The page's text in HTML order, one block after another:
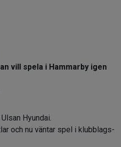
vill spela i Hammarby igen
Hyundai.
och nu väntar spel i klubblags-